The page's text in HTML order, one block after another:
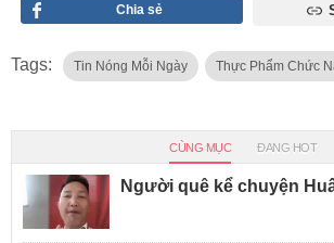
Chia sẻ
Tags: Tin Nóng Mỗi Ngày Thực Phẩm Chức
CÙNG MỤC ĐANG HOT
Người quê kể chuyện